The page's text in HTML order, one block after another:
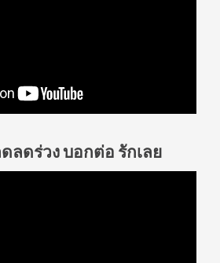
ลดร่วง บอกต่อ รักเลย